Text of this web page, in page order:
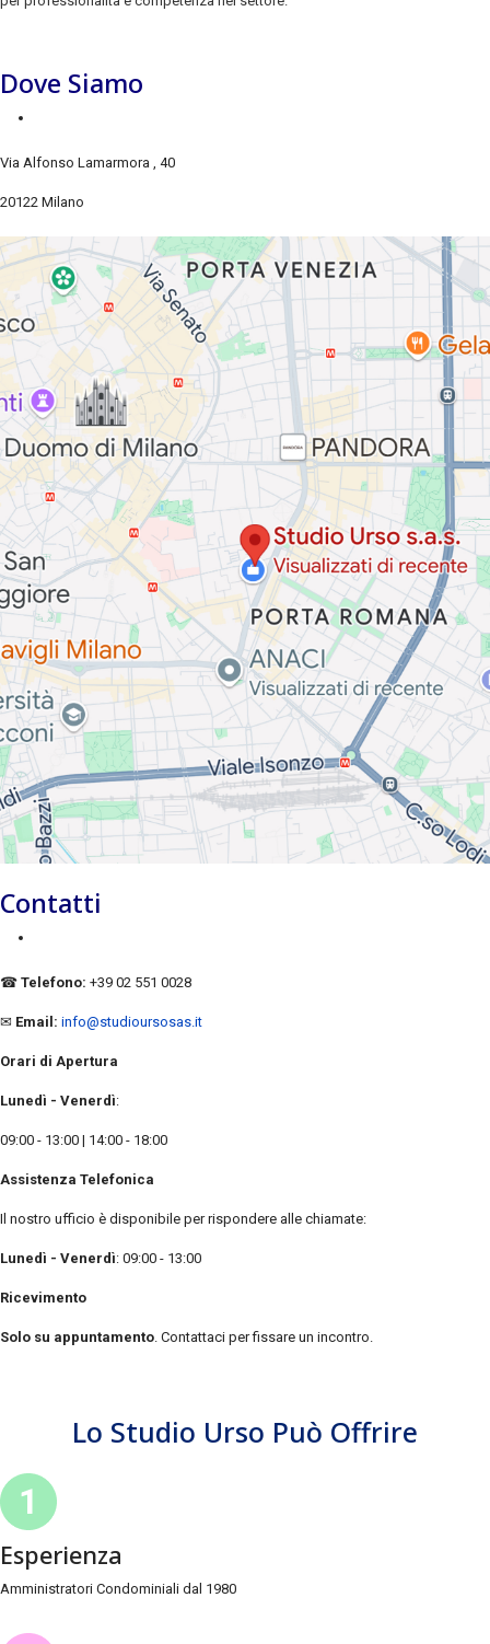
Dove Siamo
Via Alfonso Lamarmora , 40
20122 Milano
Contatti
☎ Telefono: +39 02 551 0028
✉ Email: info@studioursosas.it
Orari di Apertura
Lunedì - Venerdì:
09:00 - 13:00 | 14:00 - 18:00
Assistenza Telefonica
Il nostro ufficio è disponibile per rispondere alle chiamate:
Lunedì - Venerdì: 09:00 - 13:00
Ricevimento
Solo su appuntamento. Contattaci per fissare un incontro.
Lo Studio Urso Può Offrire
Esperienza
Amministratori Condominiali dal 1980